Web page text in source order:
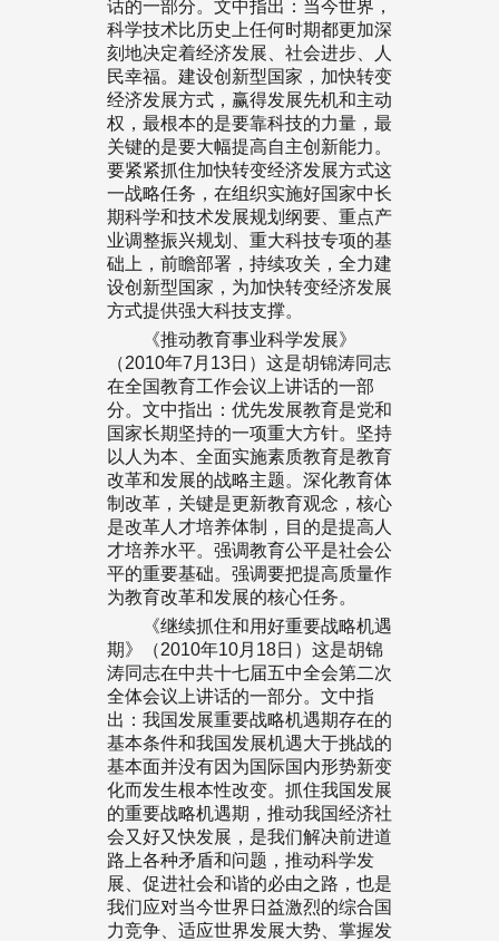
话的一部分。文中指出：当今世界，
科学技术比历史上任何时期都更加深
刻地决定着经济发展、社会进步、人
民幸福。建设创新型国家，加快转变
经济发展方式，赢得发展先机和主动
权，最根本的是要靠科技的力量，最
关键的是要大幅提高自主创新能力。
要紧紧抓住加快转变经济发展方式这
一战略任务，在组织实施好国家中长
期科学和技术发展规划纲要、重点产
业调整振兴规划、重大科技专项的基
础上，前瞻部署，持续攻关，全力建
设创新型国家，为加快转变经济发展
方式提供强大科技支撑。
《推动教育事业科学发展》
（2010年7月13日）这是胡锦涛同志
在全国教育工作会议上讲话的一部
分。文中指出：优先发展教育是党和
国家长期坚持的一项重大方针。坚持
以人为本、全面实施素质教育是教育
改革和发展的战略主题。深化教育体
制改革，关键是更新教育观念，核心
是改革人才培养体制，目的是提高人
才培养水平。强调教育公平是社会公
平的重要基础。强调要把提高质量作
为教育改革和发展的核心任务。
《继续抓住和用好重要战略机遇
期》（2010年10月18日）这是胡锦
涛同志在中共十七届五中全会第二次
全体会议上讲话的一部分。文中指
出：我国发展重要战略机遇期存在的
基本条件和我国发展机遇大于挑战的
基本面并没有因为国际国内形势新变
化而发生根本性改变。抓住我国发展
的重要战略机遇期，推动我国经济社
会又好又快发展，是我们解决前进道
路上各种矛盾和问题，推动科学发
展、促进社会和谐的必由之路，也是
我们应对当今世界日益激烈的综合国
力竞争、适应世界发展大势、掌握发